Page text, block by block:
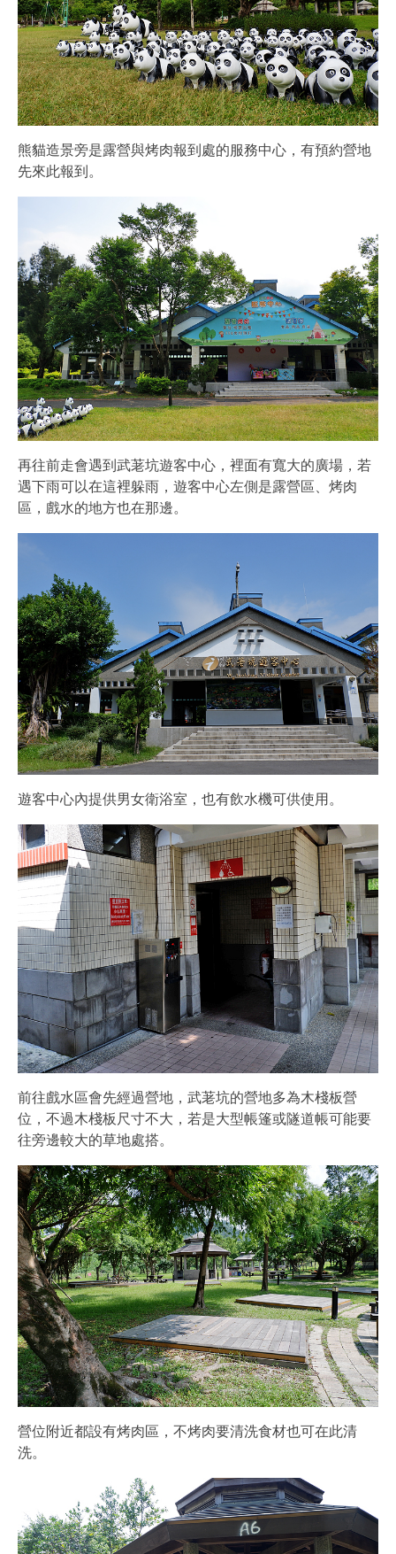
熊貓造景旁是露營與烤肉報到處的服務中心，有預約營地
先來此報到。
再往前走會遇到武荖坑遊客中心，裡面有寬大的廣場，若
遇下雨可以在這裡躲雨，遊客中心左側是露營區、烤肉
區，戲水的地方也在那邊。
遊客中心內提供男女衛浴室，也有飲水機可供使用。
前往戲水區會先經過營地，武荖坑的營地多為木棧板營
位，不過木棧板尺寸不大，若是大型帳篷或隧道帳可能要
往旁邊較大的草地處搭。
營位附近都設有烤肉區，不烤肉要清洗食材也可在此清
洗。